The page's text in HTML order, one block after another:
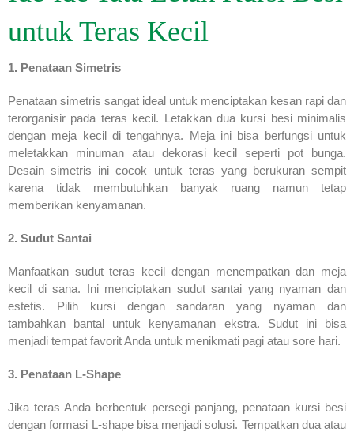
untuk Teras Kecil
1. Penataan Simetris
Penataan simetris sangat ideal untuk menciptakan kesan rapi dan
terorganisir pada teras kecil. Letakkan dua kursi besi minimalis
dengan meja kecil di tengahnya. Meja ini bisa berfungsi untuk
meletakkan minuman atau dekorasi kecil seperti pot bunga.
Desain simetris ini cocok untuk teras yang berukuran sempit
karena tidak membutuhkan banyak ruang namun tetap
memberikan kenyamanan.
2. Sudut Santai
Manfaatkan sudut teras kecil dengan menempatkan dan meja
kecil di sana. Ini menciptakan sudut santai yang nyaman dan
estetis. Pilih kursi dengan sandaran yang nyaman dan
tambahkan bantal untuk kenyamanan ekstra. Sudut ini bisa
menjadi tempat favorit Anda untuk menikmati pagi atau sore hari.
3. Penataan L-Shape
Jika teras Anda berbentuk persegi panjang, penataan kursi besi
dengan formasi L-shape bisa menjadi solusi. Tempatkan dua atau